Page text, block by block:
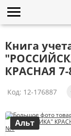
Книга
КРАСНАЯ 7-
Код: 12-176887
Альт